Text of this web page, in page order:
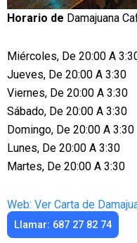
Horario de Damajuana
Miércoles, De 20:00 A
Jueves, De 20:00 A 3:30
Viernes, De 20:00 A 3:30
Sábado, De 20:00 A 3:30
Domingo, De 20:00 A 3:30
Lunes, De 20:00 A 3:30
Martes, De 20:00 A 3:30
Web: Ver Carta de
Llamar: 687 27 82 74